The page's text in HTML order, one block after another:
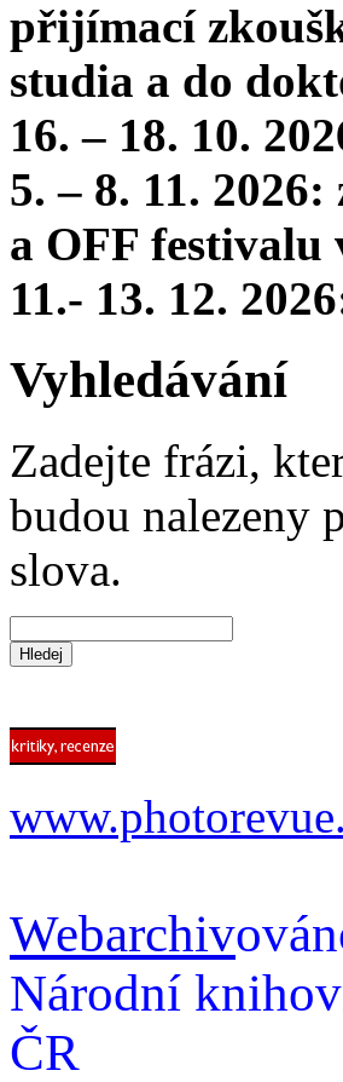
přijímací
studia a do
16. – 18. 10.
5. – 8. 11.
a OFF festivalu
11.- 13. 12.
Vyhledávání
Zadejte frázi,
budou nalezeny
slova.
Webarchiv
Národní
ČR